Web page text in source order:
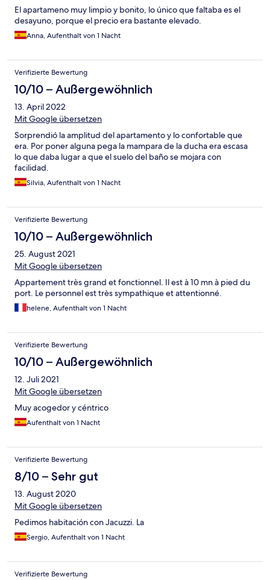
El apartameno muy limpio y bonito, lo único que faltaba es el
desayuno, porque el precio era bastante elevado.
Anna, Aufenthalt von 1 Nacht
Verifizierte Bewertung
10/10 – Außergewöhnlich
13. April 2022
Mit Google übersetzen
Sorprendió la amplitud del apartamento y lo confortable que
era. Por poner alguna pega la mampara de la ducha era escasa
lo que daba lugar a que el suelo del baño se mojara con
facilidad.
Silvia, Aufenthalt von 1 Nacht
Verifizierte Bewertung
10/10 – Außergewöhnlich
25. August 2021
Mit Google übersetzen
Appartement très grand et fonctionnel. Il est à 10 mn à pied du
port. Le personnel est très sympathique et attentionné.
helene, Aufenthalt von 1 Nacht
Verifizierte Bewertung
10/10 – Außergewöhnlich
12. Juli 2021
Mit Google übersetzen
Muy acogedor y céntrico
Aufenthalt von 1 Nacht
Verifizierte Bewertung
8/10 – Sehr gut
13. August 2020
Mit Google übersetzen
Pedimos habitación con Jacuzzi. La
Sergio, Aufenthalt von 1 Nacht
Verifizierte Bewertung